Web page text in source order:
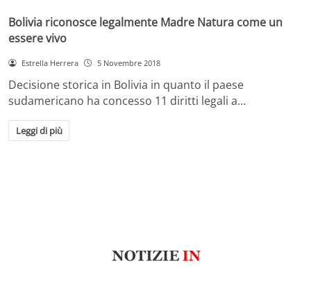
Bolivia riconosce legalmente Madre Natura come un
essere vivo
Estrella Herrera 5 Novembre 2018
Decisione storica in Bolivia in quanto il paese
sudamericano ha concesso 11 diritti legali a…
Leggi di più